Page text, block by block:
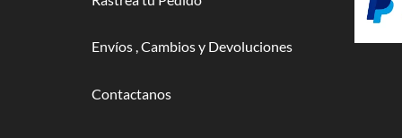
Envíos , Cambios y Devoluciones
Contactanos